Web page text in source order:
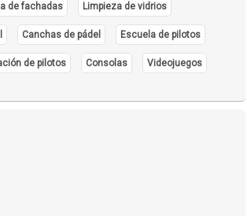
de fachadas Limpieza de vidrios
Canchas de pádel Escuela de pilotos
de pilotos Consolas Videojuegos